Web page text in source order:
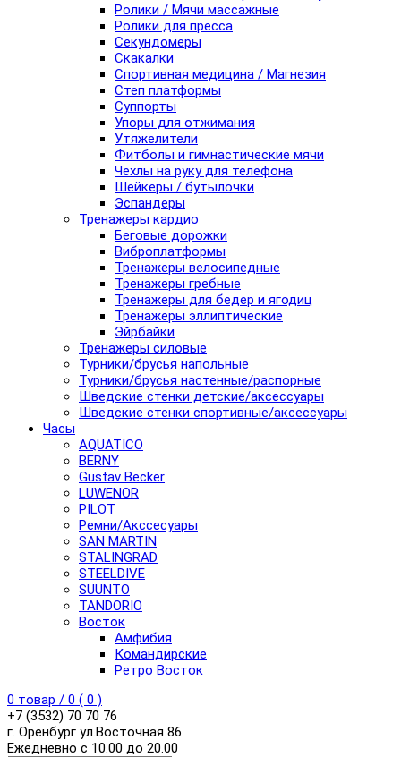
Ролики / Мячи массажные
Ролики для пресса
Секундомеры
Скакалки
Спортивная медицина / Магнезия
Степ платформы
Суппорты
Упоры для отжимания
Утяжелители
Фитболы и гимнастические мячи
Чехлы на руку для телефона
Шейкеры / бутылочки
Эспандеры
Тренажеры кардио
Беговые дорожки
Виброплатформы
Тренажеры велосипедные
Тренажеры гребные
Тренажеры для бедер и ягодиц
Тренажеры эллиптические
Эйрбайки
Тренажеры силовые
Турники/брусья напольные
Турники/брусья настенные/распорные
Шведские стенки детские/аксессуары
Шведские стенки спортивные/аксессуары
Часы
AQUATICO
BERNY
Gustav Becker
LUWENOR
PILOT
Pемни/Акссесуары
SAN MARTIN
STALINGRAD
STEELDIVE
SUUNTO
TANDORIO
Восток
Амфибия
Командирские
Ретро Восток
0 товар / 0 ( 0 )
+7 (3532) 70 70 76
г. Оренбург ул.Восточная 86
Ежедневно с 10.00 до 20.00